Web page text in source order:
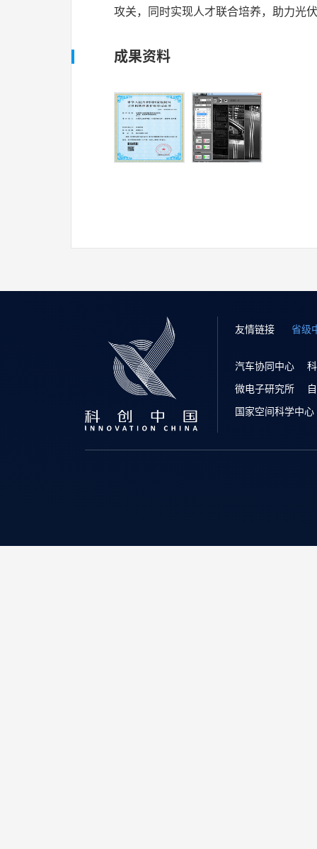
攻关，同时实现人才联合培养，助力光
成果资料
友情链接 省级
汽车协同中心
微电子研究所
国家空间科学中心